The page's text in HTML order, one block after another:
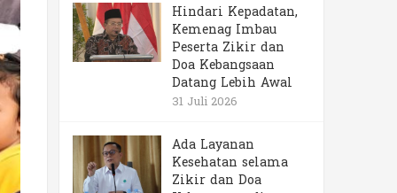
Hindari Kepadatan,
Kemenag Imbau
Peserta Zikir dan
Doa Kebangsaan
Datang Lebih Awal
31 Juli 2026
Ada Layanan
Kesehatan selama
Zikir dan Doa